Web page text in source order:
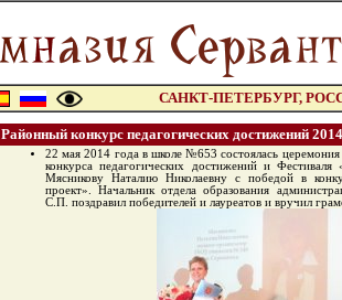
САНКТ-ПЕТЕРБУРГ,
Районный конкурс педагогических достижений
22 мая 2014 года в школе №653 состоялась
конкурса педагогических достижений и Фестиваля
Мясникову Наталию Николаевну с победой в
проект». Начальник отдела образования
С.П. поздравил победителей и лауреатов и вручил